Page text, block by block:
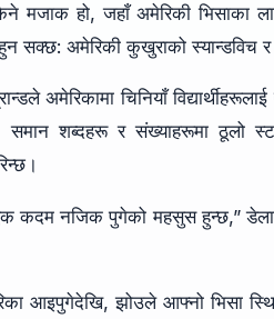
मजाक हो, जहाँ अमेरिकी भिसाका
सक्छ: अमेरिकी कुखुराको स्यान्डविच
अमेरिकामा चिनियाँ
समान शब्दहरू र संख्याहरूमा ठूलो
कदम नजिक पुगेको महसुस हुन्छ,”
आइपुगेदेखि, झोउले आफ्नो भिसा